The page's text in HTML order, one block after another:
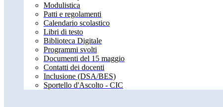
Modulistica
Patti e regolamenti
Calendario scolastico
Libri di testo
Biblioteca Digitale
Programmi svolti
Documenti del 15 maggio
Contatti dei docenti
Inclusione (DSA/BES)
Sportello d'Ascolto - CIC